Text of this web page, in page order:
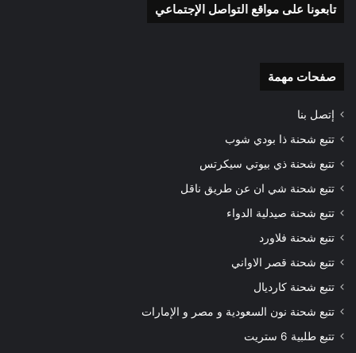
تابعونا على مواقع التواصل الإجتماعي
صفحات مهمة
إتصل بنا
تتبع شحنة ذا بودي شوب
تتبع شحنة ذي بيوتي سيكرتس
تتبع شحنة شي ان عن طريق ناقل
تتبع شحنة صيدلية الدواء
تتبع شحنة فلاورد
تتبع شحنة قصر الاواني
تتبع شحنة كارديال
تتبع شحنة نون السعودية و مصر و الإمارات
تتبع طلبية 6 ستريت